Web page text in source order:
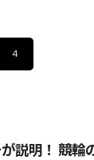
４
説明！ 競輪